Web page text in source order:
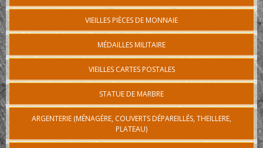
VIEILLES PIÈCES DE MONNAIE
MÉDAILLES MILITAIRE
VIEILLES CARTES POSTALES
STATUE DE MARBRE
ARGENTERIE (MÉNAGÈRE, COUVERTS DÉPAREILLÉS, THEILLERE,
PLATEAU)